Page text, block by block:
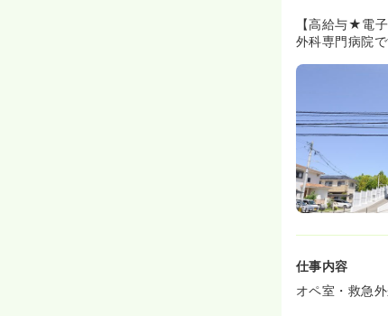
ション病棟
◆患者様が改
とができる
◆皮膚排泄
るIVRエキス
◆病院側が自
≪好待遇の
◆2017年に
◆近隣の病院
【高給与★電
外科専門病院で
仕事内容
オペ室・救急